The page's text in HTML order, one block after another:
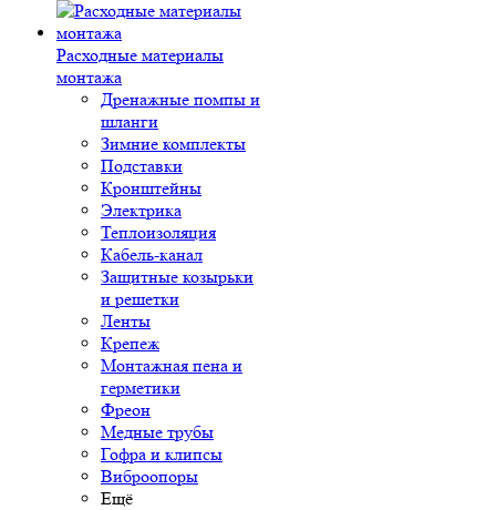
Расходные материалы
монтажа
Дренажные помпы и
шланги
Зимние комплекты
Подставки
Кронштейны
Электрика
Теплоизоляция
Кабель-канал
Защитные козырьки
и решетки
Ленты
Крепеж
Монтажная пена и
герметики
Фреон
Медные трубы
Гофра и клипсы
Виброопоры
Ещё